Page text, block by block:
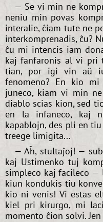
— Se vi min ne
neniu min povas
interalie, ĉiam tute ne
interkomprenadis, ĉu?
ĉu mi intencis iam
kaj fanfaronis al vi pri
tian, por igi vin aŭ
fenomeno? En kio
juneco, kiam vi min
diablo scias kion, sed
en la infaneco, kaj
kapablojn, des pli en
treege limigita...
— Aĥ, stultaĵoj! —
kaj Ustimenko tuj
simpleco kaj facileco —
kiun kondukis tiu
kio ni venis! Vi estas
kiel pri kirurgo, mi
momento ĉion solvi.